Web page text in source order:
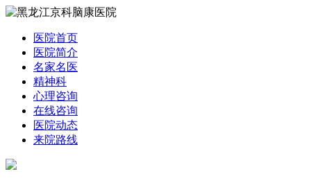
医院首页
医院简介
名家名医
精神科
心理咨询
在线咨询
医院动态
来院路线